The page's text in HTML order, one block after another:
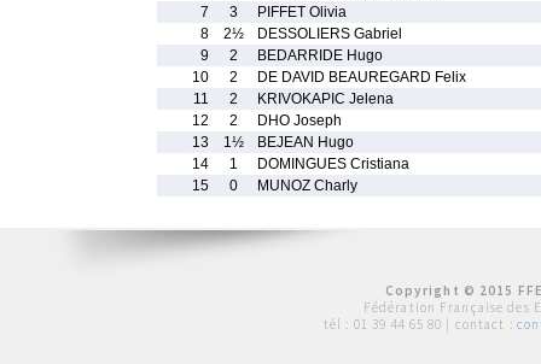
7
3
PIFFET Olivia
8
2½
DESSOLIERS Gabriel
9
2
BEDARRIDE Hugo
10
2
DE DAVID BEAUREGARD Felix
11
2
KRIVOKAPIC Jelena
12
2
DHO Joseph
13
1½
BEJEAN Hugo
14
1
DOMINGUES Cristiana
15
0 MUNOZ Charly
Copyright © 2015
Fédération Française des
tél : 01 39 44 65 80 | contact :